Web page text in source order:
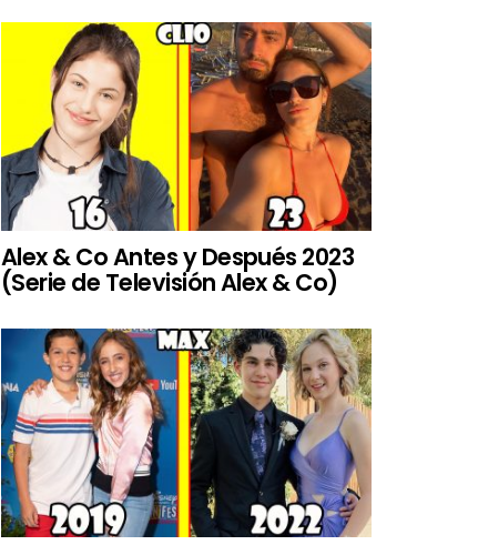
Alex & Co Antes y Después 2023
(Serie de Televisión Alex & Co)